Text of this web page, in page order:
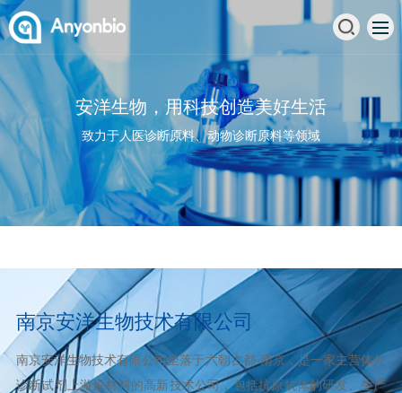
安洋生物，用科技创造美好生活
致力于人医诊断原料、动物诊断原料等领域
南京安洋生物技术有限公司
南京安洋生物技术有限公司坐落于六朝古都-南京，是一家主营体外
诊断试剂上游原材料的高新技术公司，包括抗原抗体的研发、生产